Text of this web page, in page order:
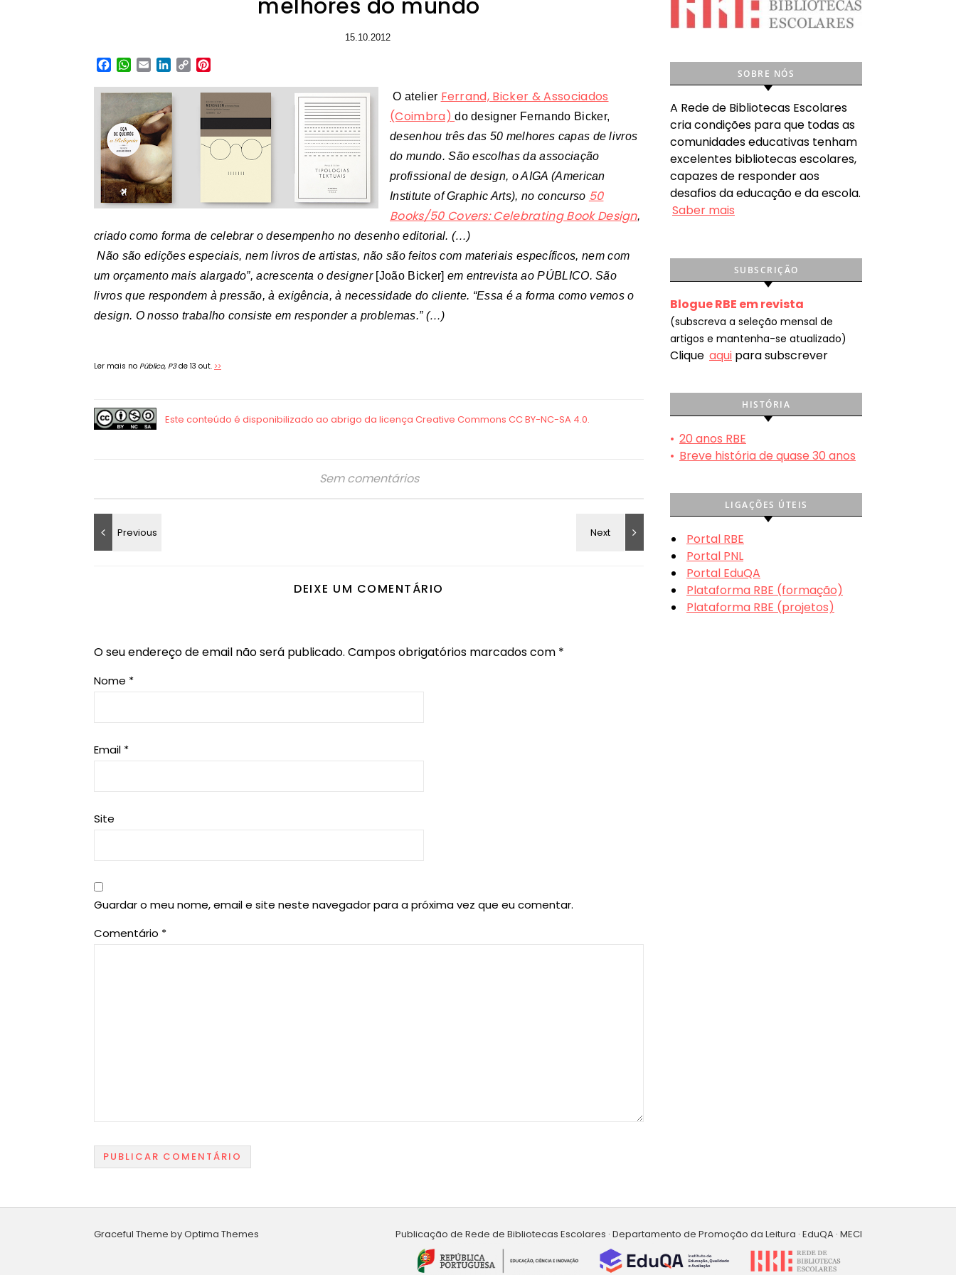
melhores do mundo
15.10.2012
Facebook
WhatsApp
EmailLinkedIn
Copy
O atelier Ferrand, Bicker & Associados
(Coimbra)do designer Fernando Bicker,
desenhou três das 50 melhores capas de livros
do mundo. São escolhas da associação
profissional de design, o AIGA (American
Institute of Graphic Arts), no concurso 50
Books/50 Covers: Celebrating Book Design,
criado como forma de celebrar o desempenho no desenho editorial. (…)
Não são edições especiais, nem livros de artistas, não são feitos com materiais específicos, nem com
um orçamento mais alargado”, acrescenta o designer [João Bicker] em entrevista ao PÚBLICO. São
livros que respondem à pressão, à exigência, à necessidade do cliente. “Essa é a forma como vemos o
design. O nosso trabalho consiste em responder a problemas.” (…)
Ler mais no Público, P3de 13 out. >>
Sem comentários
DEIXE UM COMENTÁRIO
O seu endereço de email não será publicado. Campos obrigatórios marcados com *
Nome *
Email *
Site
Guardar o meu nome, email e site neste navegador para a próxima vez que eu comentar.
Comentário *
SOBRE NÓS
A Rede de Bibliotecas Escolares
cria condições para que todas as
comunidades educativas tenham
excelentes bibliotecas escolares,
capazes de responder aos
desafios da educação e da escola.
Saber mais
SUBSCRIÇÃO
Blogue RBE em revista
(subscreva a seleção mensal de
artigos e mantenha-se atualizado)
Clique aqui para subscrever
HISTÓRIA
• 20 anos RBE
• Breve história de quase 30 anos
LIGAÇÕES ÚTEIS
Portal RBE
Portal PNL
Portal EduQA
Plataforma RBE (formação)
Plataforma RBE (projetos)
Publicação de Rede de Bibliotecas Escolares · Departamento de Promoção da Leitura · EduQA · MECI
Graceful Theme byOptima Themes